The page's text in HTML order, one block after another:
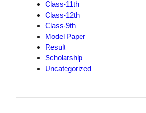
Class-11th
Class-12th
Class-9th
Model Paper
Result
Scholarship
Uncategorized